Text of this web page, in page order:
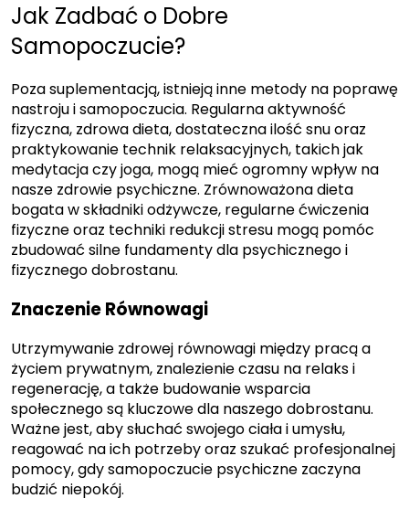
Jak Zadbać o Dobre
Samopoczucie?
Poza suplementacją, istnieją inne metody na poprawę
nastroju i samopoczucia. Regularna aktywność
fizyczna, zdrowa dieta, dostateczna ilość snu oraz
praktykowanie technik relaksacyjnych, takich jak
medytacja czy joga, mogą mieć ogromny wpływ na
nasze zdrowie psychiczne. Zrównoważona dieta
bogata w składniki odżywcze, regularne ćwiczenia
fizyczne oraz techniki redukcji stresu mogą pomóc
zbudować silne fundamenty dla psychicznego i
fizycznego dobrostanu.
Znaczenie Równowagi
Utrzymywanie zdrowej równowagi między pracą a
życiem prywatnym, znalezienie czasu na relaks i
regenerację, a także budowanie wsparcia
społecznego są kluczowe dla naszego dobrostanu.
Ważne jest, aby słuchać swojego ciała i umysłu,
reagować na ich potrzeby oraz szukać profesjonalnej
pomocy, gdy samopoczucie psychiczne zaczyna
budzić niepokój.